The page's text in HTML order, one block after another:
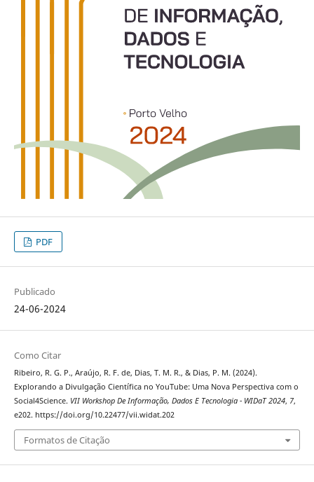
PDF
Publicado
24-06-2024
Como Citar
Ribeiro, R. G. P., Araújo, R. F. de, Dias, T. M. R., & Dias, P. M. (2024).
Explorando a Divulgação Científica no YouTube: Uma Nova Perspectiva com o
Social4Science. VII Workshop De Informação, Dados E Tecnologia - WIDaT 2024, 7,
e202. https://doi.org/10.22477/vii.widat.202
Formatos de Citação